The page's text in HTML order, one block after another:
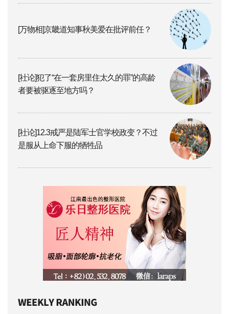
[万物相]京畿道知事秋美爱在批评前任？
[社论]犯了“在一套房里住太久的罪”的高龄
者要被驱逐至地方吗？
[社论]12.3戒严是陆军士官学校政变？不过
是服从上命下服的牺牲品